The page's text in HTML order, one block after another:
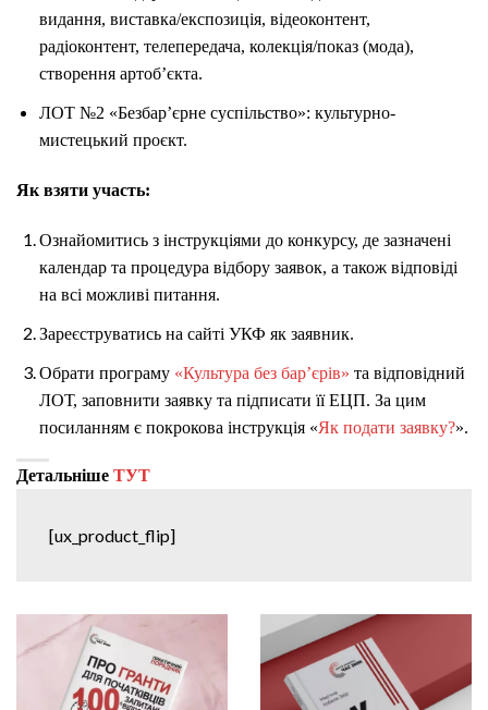
видання, виставка/експозиція, відеоконтент,
радіоконтент, телепередача, колекція/показ (мода),
створення артоб’єкта.
ЛОТ №2 «Безбар’єрне суспільство»: культурно-
мистецький проєкт.
Як взяти участь:
Ознайомитись з інструкціями до конкурсу, де зазначені
календар та процедура відбору заявок, а також відповіді
на всі можливі питання.
Зареєструватись на сайті УКФ як заявник.
Обрати програму «Культура без барʼєрів» та відповідний
ЛОТ, заповнити заявку та підписати її ЕЦП. За цим
посиланням є покрокова інструкція «Як подати заявку?».
Детальніше ТУТ
[ux_product_flip]